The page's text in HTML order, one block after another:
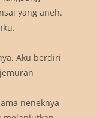
yang aneh.
Aku berdiri
neneknya